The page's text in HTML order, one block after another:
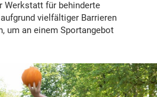
Werkstatt für behinderte
vielfältiger Barrieren
um an einem Sportangebot